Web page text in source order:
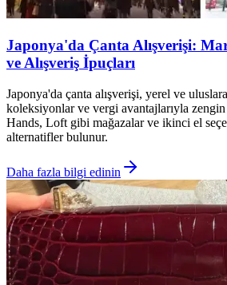
Japonya'da Çanta Alışverişi:
ve Alışveriş İpuçları
Japonya'da çanta alışverişi, yerel ve
koleksiyonlar ve vergi avantajlarıyla
Hands, Loft gibi mağazalar ve ikinci el
alternatifler bulunur.
Daha fazla bilgi edinin